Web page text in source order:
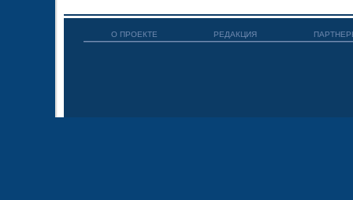
О ПРОЕКТЕ РЕДАКЦИЯ